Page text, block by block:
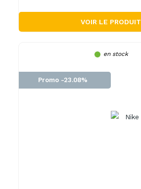
VOIR LE PRODUIT
en stock
Promo -23.08%